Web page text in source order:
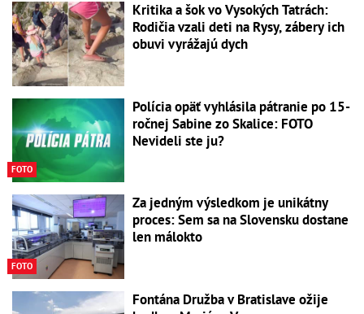
Kritika a šok vo Vysokých Tatrách:
Rodičia vzali deti na Rysy, zábery ich
obuvi vyrážajú dych
FOTO
Polícia opäť vyhlásila pátranie po 15-
ročnej Sabine zo Skalice: FOTO
Nevideli ste ju?
FOTO
Za jedným výsledkom je unikátny
proces: Sem sa na Slovensku dostane
len málokto
Fontána Družba v Bratislave ožije